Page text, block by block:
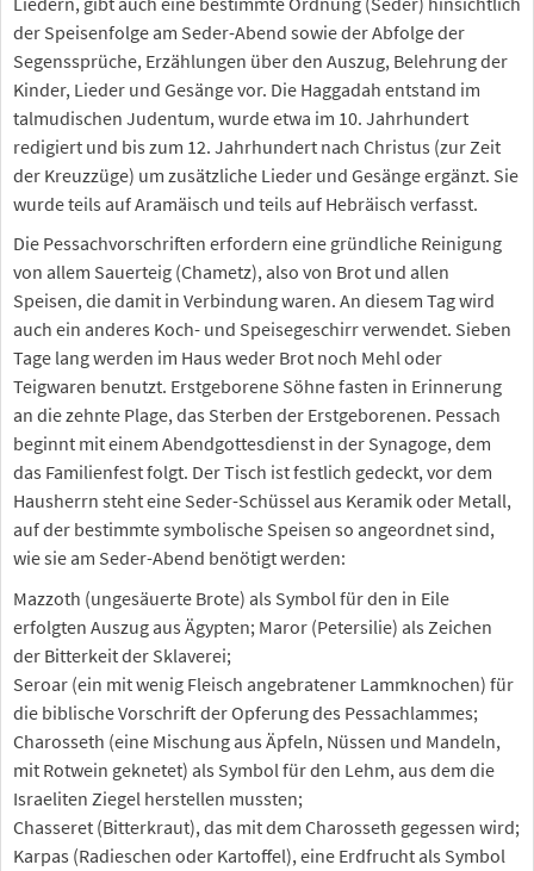
der Speisenfolge am Seder-Abend sowie der Abfolge der
Segenssprüche, Erzählungen über den Auszug, Belehrung der
Kinder, Lieder und Gesänge vor. Die Haggadah entstand im
talmudischen Judentum, wurde etwa im 10. Jahrhundert
redigiert und bis zum 12. Jahrhundert nach Christus (zur Zeit
der Kreuzzüge) um zusätzliche Lieder und Gesänge ergänzt. Sie
wurde teils auf Aramäisch und teils auf Hebräisch verfasst.
Die Pessachvorschriften erfordern eine gründliche Reinigung
von allem Sauerteig (Chametz), also von Brot und allen
Speisen, die damit in Verbindung waren. An diesem Tag wird
auch ein anderes Koch- und Speisegeschirr verwendet. Sieben
Tage lang werden im Haus weder Brot noch Mehl oder
Teigwaren benutzt. Erstgeborene Söhne fasten in Erinnerung
an die zehnte Plage, das Sterben der Erstgeborenen. Pessach
beginnt mit einem Abendgottesdienst in der Synagoge, dem
das Familienfest folgt. Der Tisch ist festlich gedeckt, vor dem
Hausherrn steht eine Seder-Schüssel aus Keramik oder Metall,
auf der bestimmte symbolische Speisen so angeordnet sind,
wie sie am Seder-Abend benötigt werden:
Mazzoth (ungesäuerte Brote) als Symbol für den in Eile
erfolgten Auszug aus Ägypten; Maror (Petersilie) als Zeichen
der Bitterkeit der Sklaverei;
Seroar (ein mit wenig Fleisch angebratener Lammknochen) für
die biblische Vorschrift der Opferung des Pessachlammes;
Charosseth (eine Mischung aus Äpfeln, Nüssen und Mandeln,
mit Rotwein geknetet) als Symbol für den Lehm, aus dem die
Israeliten Ziegel herstellen mussten;
Chasseret (Bitterkraut), das mit dem Charosseth gegessen wird;
Karpas (Radieschen oder Kartoffel), eine Erdfrucht als Symbol